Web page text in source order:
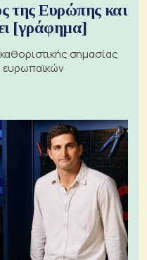
της Ευρώπης και
[γράφημα]
σημασίας
ευρωπαϊκών